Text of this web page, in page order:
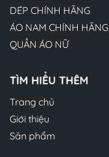
DÉP CHÍNH HÃNG
ÁO NAM CHÍNH HÃNG
QUẦN ÁO NỮ
TÌM HIỂU THÊM
Trang chủ
Giới thiệu
Sản phẩm